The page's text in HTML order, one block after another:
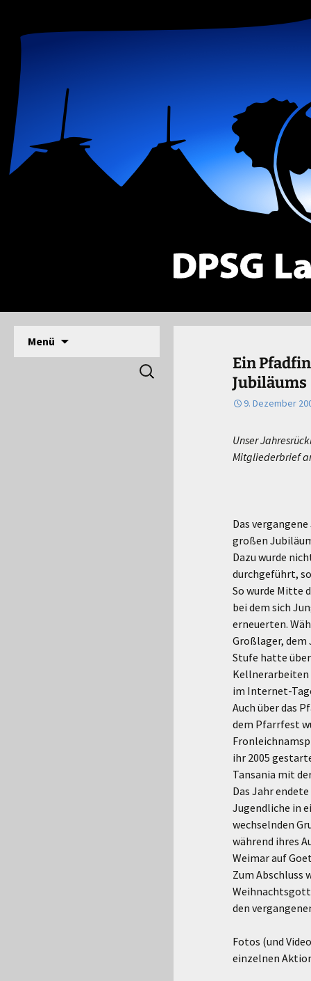
Pfadfinder Langerwehe
DPSG Stamm Langerwehe, Deutsche
Menü
Suchen
nach:
Ein
Jubiläums
9. Dezember
Unser
Mitgliederbrief
Das
großen
Dazu wurde
durchgeführt,
So wurde Mitte
bei dem sich
erneuerten.
Großlager, dem
Stufe hatte
im Internet-
Auch über das
dem Pfarrfest
ihr 2005
Tansania mit
Das Jahr
Jugendliche in
wechselnden
während ihres
Weimar auf
Zum Abschluss
den
Fotos (und
einzelnen